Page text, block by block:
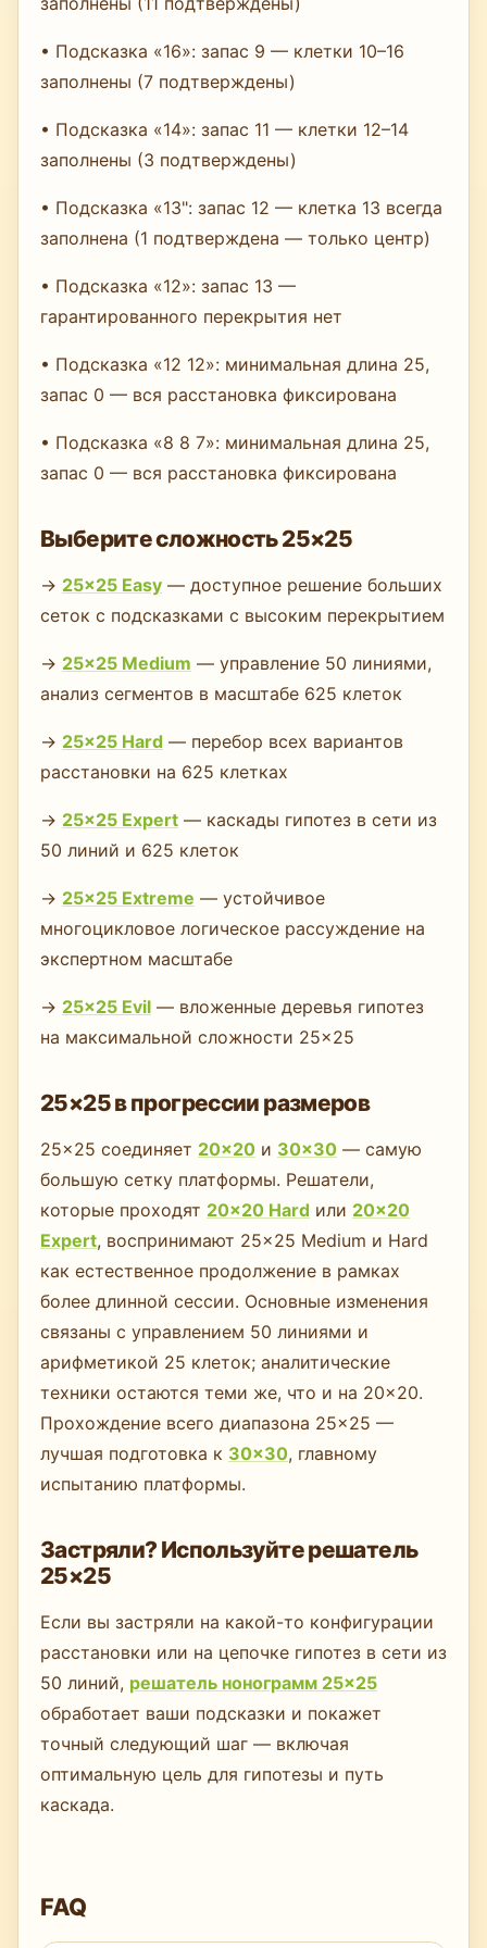
• Подсказка «16»: запас 9 — клетки 10–16
заполнены (7 подтверждены)
• Подсказка «14»: запас 11 — клетки 12–14
заполнены (3 подтверждены)
• Подсказка «13": запас 12 — клетка 13 всегда
заполнена (1 подтверждена — только центр)
• Подсказка «12»: запас 13 —
гарантированного перекрытия нет
• Подсказка «12 12»: минимальная длина 25,
запас 0 — вся расстановка фиксирована
• Подсказка «8 8 7»: минимальная длина 25,
запас 0 — вся расстановка фиксирована
Выберите сложность 25×25
→ 25×25 Easy — доступное решение больших
сеток с подсказками с высоким перекрытием
→ 25×25 Medium — управление 50 линиями,
анализ сегментов в масштабе 625 клеток
→ 25×25 Hard — перебор всех вариантов
расстановки на 625 клетках
→ 25×25 Expert — каскады гипотез в сети из
50 линий и 625 клеток
→ 25×25 Extreme — устойчивое
многоцикловое логическое рассуждение на
экспертном масштабе
→ 25×25 Evil — вложенные деревья гипотез
на максимальной сложности 25×25
25×25 в прогрессии размеров
25×25 соединяет 20×20 и 30×30 — самую
большую сетку платформы. Решатели,
которые проходят 20×20 Hard или 20×20
Expert, воспринимают 25×25 Medium и Hard
как естественное продолжение в рамках
более длинной сессии. Основные изменения
связаны с управлением 50 линиями и
арифметикой 25 клеток; аналитические
техники остаются теми же, что и на 20×20.
Прохождение всего диапазона 25×25 —
лучшая подготовка к 30×30, главному
испытанию платформы.
Застряли? Используйте решатель
25×25
Если вы застряли на какой-то конфигурации
расстановки или на цепочке гипотез в сети из
50 линий, решатель нонограмм 25×25
обработает ваши подсказки и покажет
точный следующий шаг — включая
оптимальную цель для гипотезы и путь
каскада.
FAQ